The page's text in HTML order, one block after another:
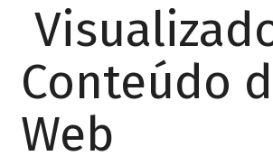
Conteúdo
Web